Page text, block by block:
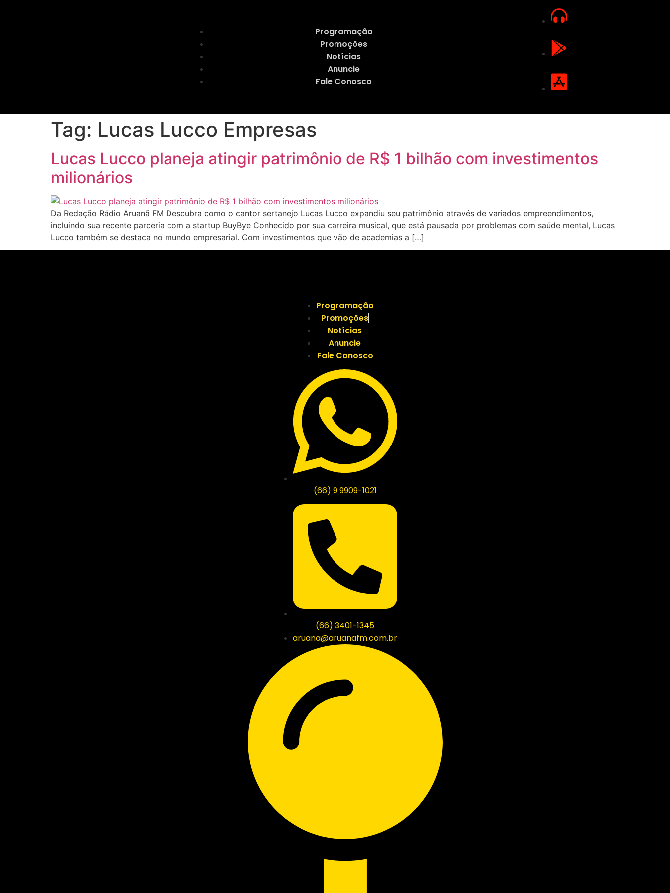
Programação
Promoções
Notícias
Anuncie
Fale Conosco
Tag: Lucas Lucco Empresas
Lucas Lucco planeja atingir patrimônio de R$ 1 bilhão com investimentos
milionários
Da Redação Rádio Aruanã FM Descubra como o cantor sertanejo Lucas Lucco expandiu seu patrimônio através de variados empreendimentos,
incluindo sua recente parceria com a startup BuyBye Conhecido por sua carreira musical, que está pausada por problemas com saúde mental, Lucas
Lucco também se destaca no mundo empresarial. Com investimentos que vão de academias a […]
Programação
Promoções
Notícias
Anuncie
Fale Conosco
(66) 9 9909-1021
(66) 3401-1345
aruana@aruanafm.com.br